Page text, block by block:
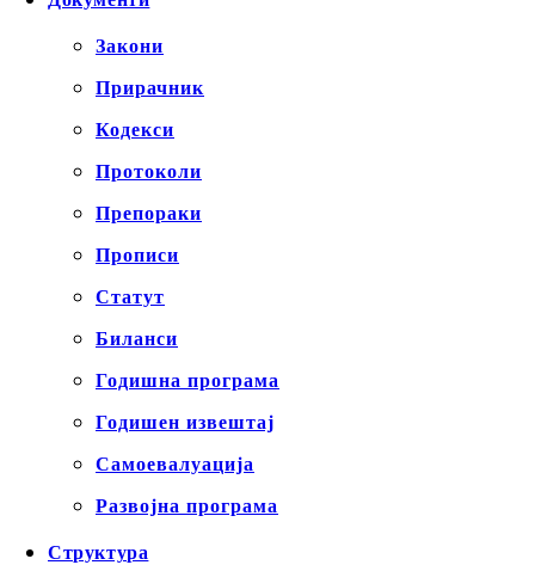
Закони
Прирачник
Кодекси
Протоколи
Препораки
Прописи
Статут
Биланси
Годишна програма
Годишен извештај
Самоевалуација
Развојна програма
Структура